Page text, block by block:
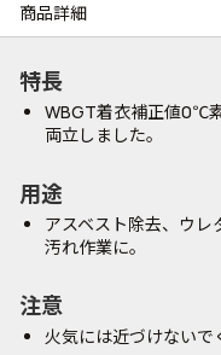
商品詳細
特長
WBGT着衣補正値0℃
両立しました。
用途
アスベスト除去、ウレ
汚れ作業に。
注意
火気には近づけないで